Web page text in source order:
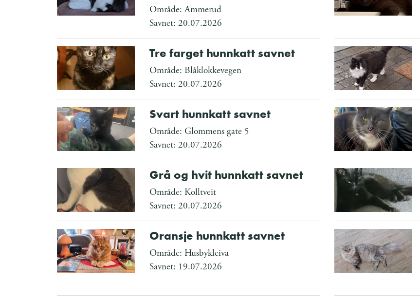
Område: Ammerud
Savnet: 20.07.2026
Tre farget hunnkatt savnet
Område: Blåklokkevegen
Savnet: 20.07.2026
Svart hunnkatt savnet
Område: Glommens gate 5
Savnet: 20.07.2026
Grå og hvit hunnkatt savnet
Område: Kolltveit
Savnet: 20.07.2026
Oransje hunnkatt savnet
Område: Husbykleiva
Savnet: 19.07.2026